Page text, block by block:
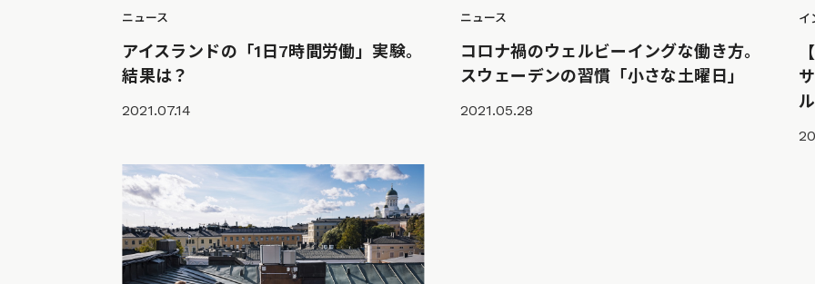
ニュース
アイスランドの「1日7時間労働」実験。
結果は？
2021.07.14
ニュース
コロナ禍のウェルビーイングな働き方。
スウェーデンの習慣「小さな土曜日」
2021.05.28
イ